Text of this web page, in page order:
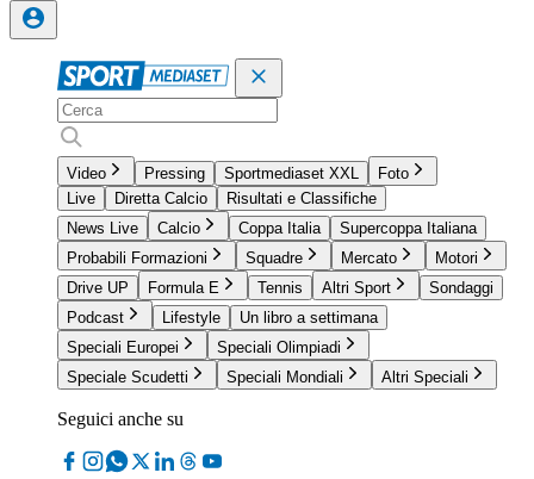
Video Pressing Sportmediaset XXL
Foto
Live
Diretta Calcio
Risultati e Classifiche
News Live
Calcio Coppa Italia
Supercoppa Italiana
Probabili Formazioni
Squadre Mercato
Motori
Drive UP
Formula E Tennis Altri Sport
Sondaggi
Podcast
Lifestyle
Un libro a settimana
Speciali Europei
Speciali Olimpiadi
Speciale Scudetti
Speciali Mondiali Altri Speciali
Seguici anche su